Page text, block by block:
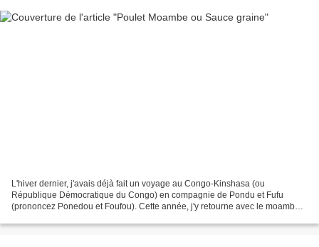
L'hiver dernier, j'avais déjà fait un voyage au Congo-Kinshasa (ou
République Démocratique du Congo) en compagnie de Pondu et Fufu
(prononcez Ponedou et Foufou). Cette année, j'y retourne avec le moambe,